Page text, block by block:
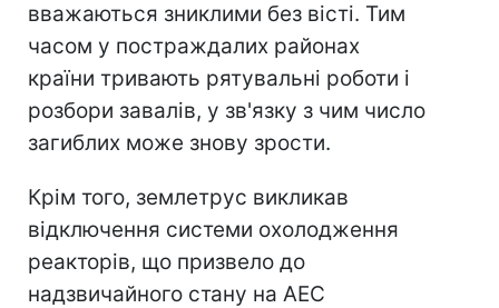
вважаються зниклими без вісті. Тим
часом у постраждалих районах
країни тривають рятувальні роботи і
розбори завалів, у зв'язку з чим число
загиблих може знову зрости.
Крім того, землетрус викликав
відключення системи охолодження
реакторів, що призвело до
надзвичайного стану на АЕС